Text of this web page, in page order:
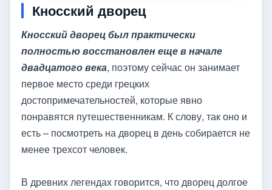
Кносский дворец
Кносский дворец был практически
полностью восстановлен еще в начале
двадцатого века, поэтому сейчас он занимает
первое место среди грецких
достопримечательностей, которые явно
понравятся путешественникам. К слову, так оно и
есть – посмотреть на дворец в день собирается не
менее трехсот человек.
В древних легендах говорится, что дворец долгое